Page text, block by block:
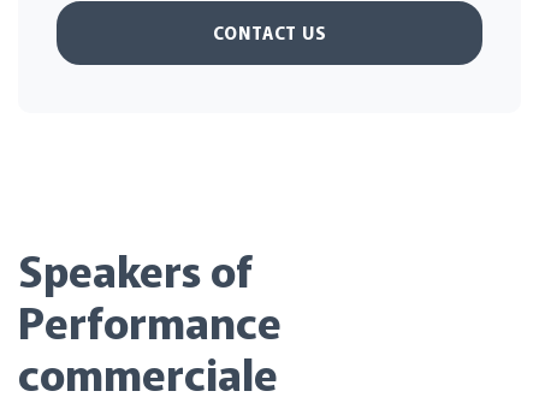
CONTACT US
Speakers of
Performance
commerciale